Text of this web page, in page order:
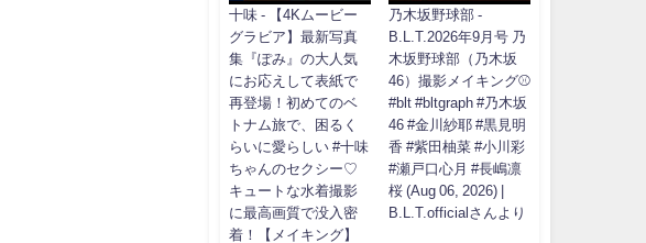
十味 - 【4Kムービー
グラビア】最新写真
集『ぽみ』の大人気
にお応えして表紙で
再登場！初めてのベ
トナム旅で、困るく
らいに愛らしい #十味
ちゃんのセクシー♡
キュートな水着撮影
に最高画質で没入密
着！【メイキング】
乃木坂野球部 -
B.L.T.2026年9月号 乃
木坂野球部（乃木坂
46）撮影メイキング⚾️
#blt #bltgraph #乃木坂
46 #金川紗耶 #黒見明
香 #紫田柚菜 #小川彩
#瀬戸口心月 #長嶋凛
桜 (Aug 06, 2026) |
B.L.T.officialさんより